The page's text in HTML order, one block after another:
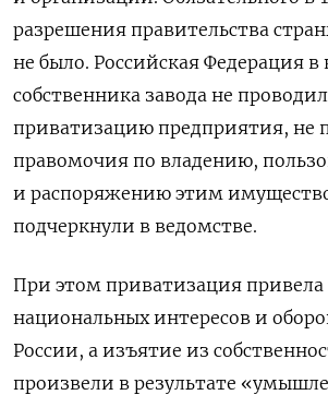
разрешения правительства
не было. Российская Федерация в
собственника завода не
приватизацию предприятия, не
правомочия по владению,
и распоряжению этим
подчеркнули в ведомстве.
При этом приватизация привела
национальных интересов и
России, а изъятие из
произвели в результате